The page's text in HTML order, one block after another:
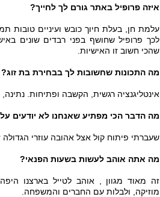
איזה פרופיל באתר גורם לך לחייך?
עלמת חן, בעלת חיוך כובש ועיניים טובות
לכך פרופיל שחושף בפני רבדים שונים
שהכי חשוב זו האישיות.
מה התכונות שחשובות לך בבחירת בת זוג?
אינטליגנציה רגשית, הקשבה ופתיחות. נתינה,
מה הדבר הכי מפתיע שאנחנו לא יודעים
שעברתי פיתוח קול אצל אהובה עוזרי הגדולה
מה אתה אוהב לעשות בשעות הפנאי?
זה מאוד מגוון , אוהב לטייל בארצנו
מוזיקה, ולבלות עם החברים והמשפחה.